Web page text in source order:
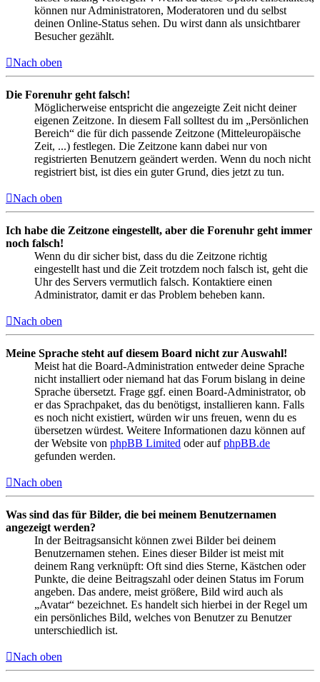
können nur Administratoren, Moderatoren und du selbst
deinen Online-Status sehen. Du wirst dann als unsichtbarer
Besucher gezählt.
Nach oben
Die Forenuhr geht falsch!
Möglicherweise entspricht die angezeigte Zeit nicht deiner
eigenen Zeitzone. In diesem Fall solltest du im „Persönlichen
Bereich“ die für dich passende Zeitzone (Mitteleuropäische
Zeit, ...) festlegen. Die Zeitzone kann dabei nur von
registrierten Benutzern geändert werden. Wenn du noch nicht
registriert bist, ist dies ein guter Grund, dies jetzt zu tun.
Nach oben
Ich habe die Zeitzone eingestellt, aber die Forenuhr geht immer
noch falsch!
Wenn du dir sicher bist, dass du die Zeitzone richtig
eingestellt hast und die Zeit trotzdem noch falsch ist, geht die
Uhr des Servers vermutlich falsch. Kontaktiere einen
Administrator, damit er das Problem beheben kann.
Nach oben
Meine Sprache steht auf diesem Board nicht zur Auswahl!
Meist hat die Board-Administration entweder deine Sprache
nicht installiert oder niemand hat das Forum bislang in deine
Sprache übersetzt. Frage ggf. einen Board-Administrator, ob
er das Sprachpaket, das du benötigst, installieren kann. Falls
es noch nicht existiert, würden wir uns freuen, wenn du es
übersetzen würdest. Weitere Informationen dazu können auf
der Website von phpBB Limited oder aufphpBB.de
gefunden werden.
Nach oben
Was sind das für Bilder, die bei meinem Benutzernamen
angezeigt werden?
In der Beitragsansicht können zwei Bilder bei deinem
Benutzernamen stehen. Eines dieser Bilder ist meist mit
deinem Rang verknüpft: Oft sind dies Sterne, Kästchen oder
Punkte, die deine Beitragszahl oder deinen Status im Forum
angeben. Das andere, meist größere, Bild wird auch als
„Avatar“ bezeichnet. Es handelt sich hierbei in der Regel um
ein persönliches Bild, welches von Benutzer zu Benutzer
unterschiedlich ist.
Nach oben